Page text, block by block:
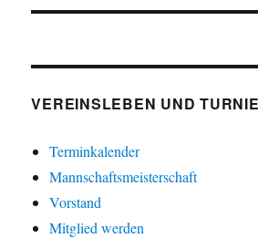
VEREINSLEBEN UND
Terminkalender
Mannschaftsmeisterschaft
Vorstand
Mitglied werden